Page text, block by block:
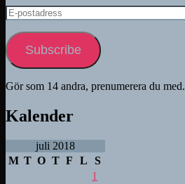
E-
postadress
Subscribe
Gör som 14 andra, prenumerera du med.
Kalender
juli 2018
M T O T F L
S
1